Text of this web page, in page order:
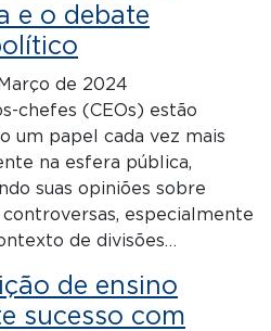
e o debate
de 2024
chefes (CEOs) estão
um papel cada vez mais
na esfera pública,
suas opiniões sobre
especialmente
de divisões…
de ensino
sucesso com